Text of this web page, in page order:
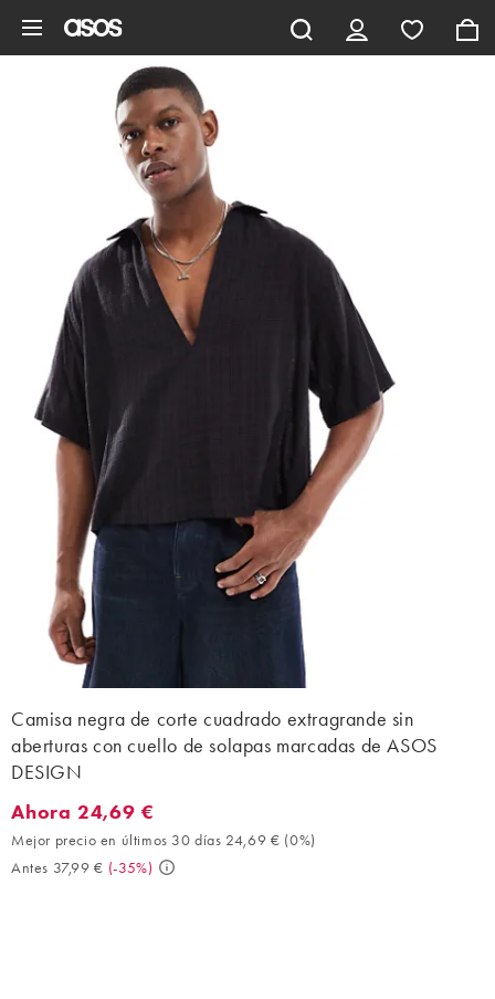
Camisa negra de corte cuadrado extragrande sin
aberturas con cuello de solapas marcadas de ASOS
DESIGN
Ahora 24,69 €. Mejor precio en últimos 30 días 24,69 € (0%).
Ahora 24,69 €
Mejor precio en últimos 30 días 24,69 € (0%)
Antes 37,99 € (-35%)